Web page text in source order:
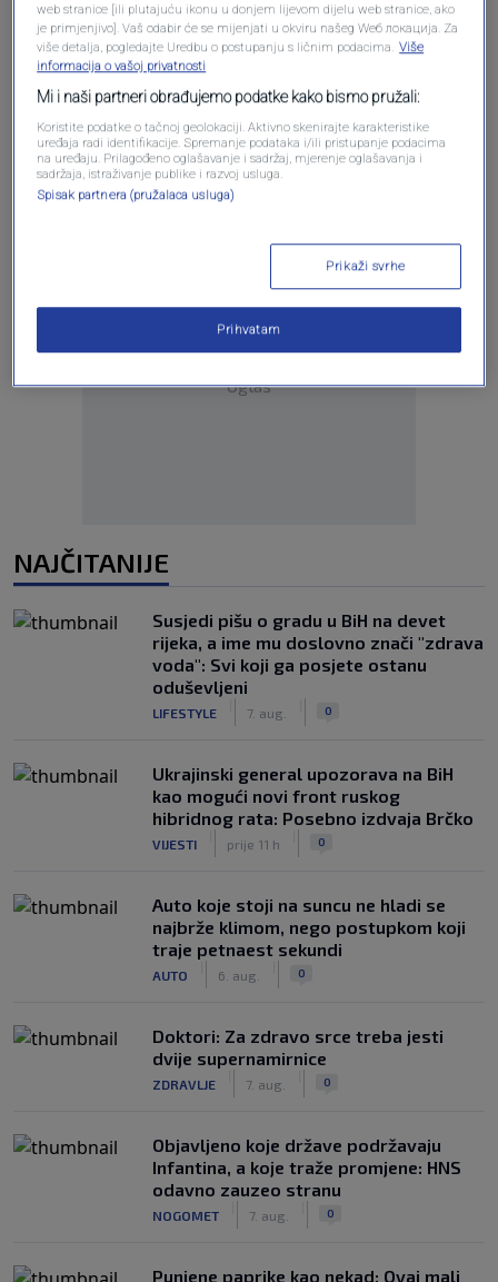
Oglas
Oglas
NAJČITANIJE
Susjedi pišu o gradu u BiH na devet
rijeka, a ime mu doslovno znači "zdrava
voda": Svi koji ga posjete ostanu
oduševljeni
LIFESTYLE 7. aug. 0
Ukrajinski general upozorava na BiH
kao mogući novi front ruskog
hibridnog rata: Posebno izdvaja Brčko
VIJESTI prije 11 h 0
Auto koje stoji na suncu ne hladi se
najbrže klimom, nego postupkom koji
traje petnaest sekundi
AUTO 6. aug. 0
Doktori: Za zdravo srce treba jesti
dvije supernamirnice
ZDRAVLJE 7. aug. 0
Objavljeno koje države podržavaju
Infantina, a koje traže promjene: HNS
odavno zauzeo stranu
NOGOMET 7. aug. 0
Punjene paprike kao nekad: Ovaj mali
web stranice [ili plutajuću ikonu u donjem lijevom dijelu web stranice, ako
je primjenjivo]. Vaš odabir će se mijenjati u okviru našeg Wеб локација. Za
više detalja, pogledajte Uredbu o postupanju s ličnim podacima. Više
informacija o vašoj privatnosti
Mi i naši partneri obrađujemo podatke kako bismo pružali:
Koristite podatke o tačnoj geolokaciji. Aktivno skenirajte karakteristike
uređaja radi identifikacije. Spremanje podataka i/ili pristupanje podacima
na uređaju. Prilagođeno oglašavanje i sadržaj, mjerenje oglašavanja i
sadržaja, istraživanje publike i razvoj usluga.
Spisak partnera (pružalaca usluga)
Prikaži svrhe
Prihvatam